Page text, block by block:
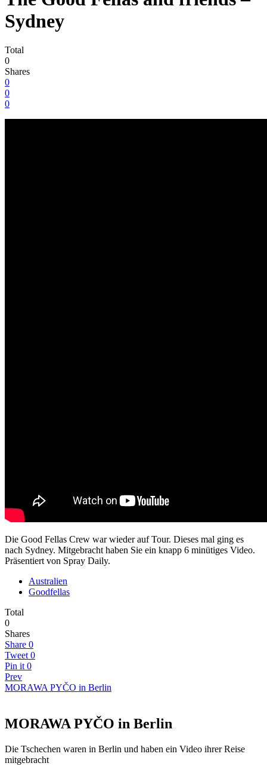
Sydney
Total
0
Shares
0
0
0
Die Good Fellas Crew war wieder auf Tour. Dieses mal ging es
nach Sydney. Mitgebracht haben Sie ein knapp 6 minütiges Video.
Präsentiert von Spray Daily.
Australien
Goodfellas
Total
0
Shares
Share 0
Tweet 0
Pin it 0
Prev
MORAWA PYČO in Berlin
MORAWA PYČO in Berlin
Die Tschechen waren in Berlin und haben ein Video ihrer Reise
mitgebracht